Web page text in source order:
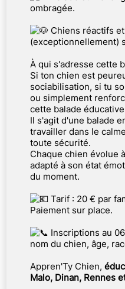
ombragée.
Chiens réactifs
(exceptionnellement)
À qui s'adresse cette
Si ton chien est
sociabilisation, si tu
ou simplement
cette balade
Il s'agit d'une balade
travailler dans le
toute sécurité.
Chaque chien évolue
adapté à son état
du moment.
Tarif : 20 € par
Paiement sur place.
Inscriptions au
nom du chien, âge,
Appren'Ty Chien,
Malo, Dinan, Rennes